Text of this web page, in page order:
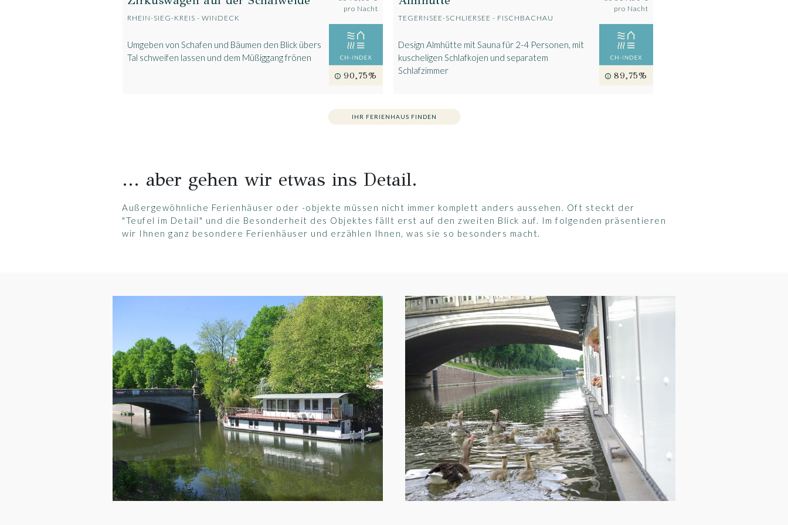
RHEIN-SIEG-KREIS - WINDECK
Umgeben von Schafen und Bäumen den Blick übers
Tal schweifen lassen und dem Müßiggang frönen
pro Nacht
90,75%
TEGERNSEE-SCHLIERSEE - FISCHBACHAU
Design Almhütte mit Sauna für 2-4 Personen, mit
kuscheligen Schlafkojen und separatem
Schlafzimmer
pro Nacht
89,75%
IHR FERIENHAUS FINDEN
... aber gehen wir etwas ins Detail.
Außergewöhnliche Ferienhäuser oder -objekte müssen nicht immer komplett anders aussehen. Oft steckt der
"Teufel im Detail" und die Besonderheit des Objektes fällt erst auf den zweiten Blick auf. Im folgenden präsentieren
wir Ihnen ganz besondere Ferienhäuser und erzählen Ihnen, was sie so besonders macht.